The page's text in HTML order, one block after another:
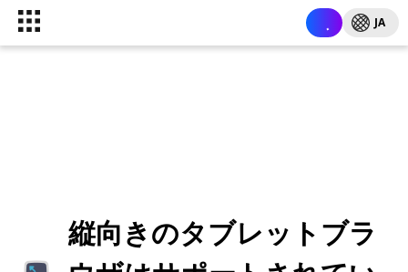
JA
縦向きのタブレットブラ